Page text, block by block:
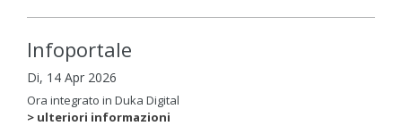
Infoportale
Di, 14 Apr 2026
Ora integrato in Duka Digital
> ulteriori informazioni